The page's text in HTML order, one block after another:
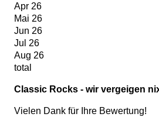
Apr 26
Mai 26
Jun 26
Jul 26
Aug 26
total
Classic Rocks - wir vergeigen
Vielen Dank für Ihre Bewertung!